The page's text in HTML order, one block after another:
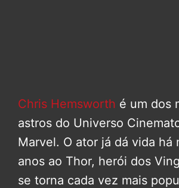
Chris Hemsworth é um dos
astros do Universo
Marvel. O ator já dá vida há
anos ao Thor, herói dos
se torna cada vez mais